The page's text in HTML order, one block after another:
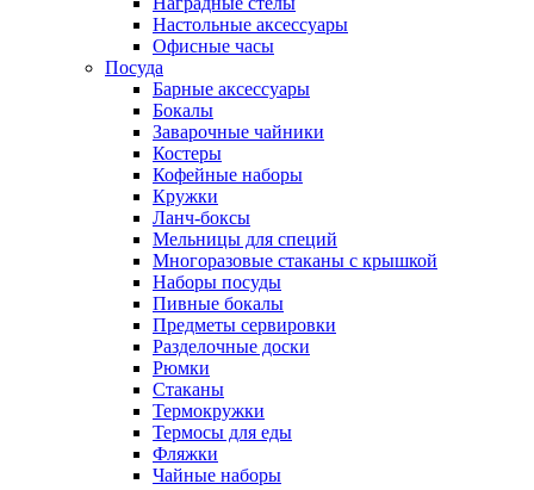
Настольные аксессуары
Офисные часы
Посуда
Барные аксессуары
Бокалы
Заварочные чайники
Костеры
Кофейные наборы
Кружки
Ланч-боксы
Мельницы для специй
Многоразовые стаканы с крышкой
Наборы посуды
Пивные бокалы
Предметы сервировки
Разделочные доски
Рюмки
Стаканы
Термокружки
Термосы для еды
Фляжки
Чайные наборы